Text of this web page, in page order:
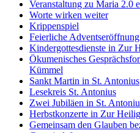
Veranstaltung zu Maria 2.0
Worte wirken weiter
Krippenspiel
Feierliche Adventseröffnung
Kindergottesdienste in Zur
Ökumenisches
Kümmel
Sankt Martin in St. Antonius
Lesekreis St. Antonius
Zwei Jubiläen in St.
Herbstkonzerte in Zur
Gemeinsam den Glauben